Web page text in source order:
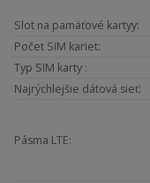
Slot na pamäťové kartyy:
Počet SIM kariet:
Typ SIM karty :
Najrýchlejšie dátová sieť:
Pásma LTE: